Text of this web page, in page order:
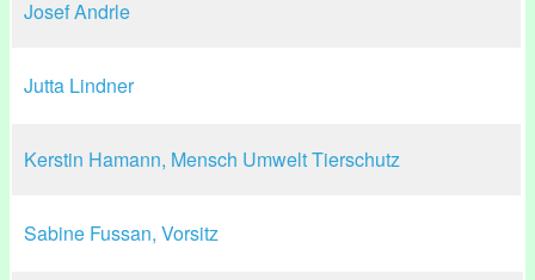
Josef Andrle
Jutta Lindner
Kerstin Hamann, Mensch Umwelt Tierschutz
Sabine Fussan, Vorsitz